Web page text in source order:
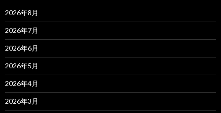
2026年8月
2026年7月
2026年6月
2026年5月
2026年4月
2026年3月